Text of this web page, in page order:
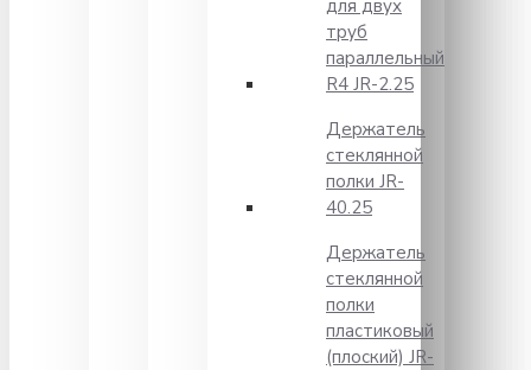
для двух
труб
параллельный
R4 JR-2.25
Держатель
стеклянной
полки JR-
40.25
Держатель
стеклянной
полки
пластиковый
(плоский) JR-